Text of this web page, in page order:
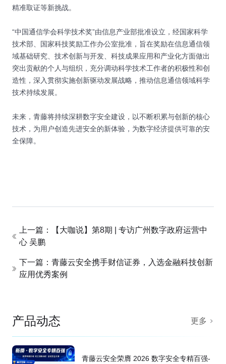
精准取证等新挑战。
“中国通信学会科学技术奖”由信息产业部批准设立，经国家科学
技术部、国家科技奖励工作办公室批准，旨在奖励在信息通信领
域基础研究、技术创新与开发、科技成果应用和产业化方面做出
突出贡献的个人与组织，充分调动科学技术工作者的积极性和创
造性，深入贯彻实施创新驱动发展战略，推动信息通信领域科学
技术持续发展。
未来，青藤将持续深耕数字安全建设，以不断积累与创新的核心
技术，为用户创造先进安全的新体验，为数字经济提供可靠的安
全保障。
上一篇：【大咖说】第8期 | 专访广州数字政府运营中
心 吴鹏
下一篇：青藤云安全携手财信证券，入选金融科技创新
应用优秀案例
产品动态 更多
青藤云安全荣膺 2026 数字安全专精百强-